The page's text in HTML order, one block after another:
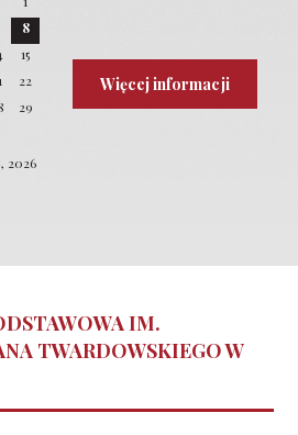
8
15
22
29
2026
Więcej informacji
IM.
TWARDOWSKIEGO W